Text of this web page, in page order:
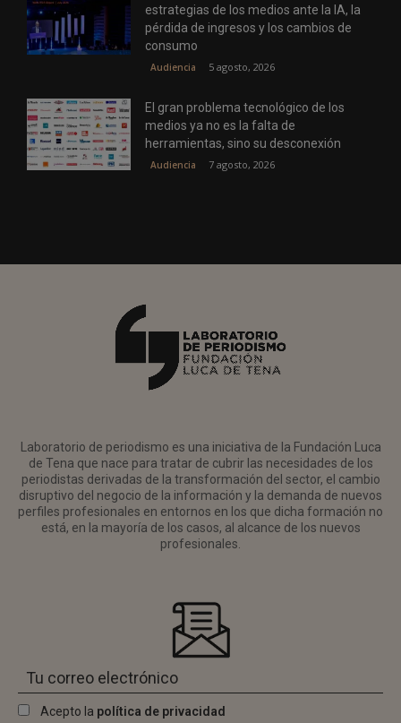
estrategias de los medios ante la IA, la
pérdida de ingresos y los cambios de
consumo
Audiencia 5 agosto, 2026
El gran problema tecnológico de los
medios ya no es la falta de
herramientas, sino su desconexión
Audiencia 7 agosto, 2026
Laboratorio de periodismo es una iniciativa de la Fundación Luca
de Tena que nace para tratar de cubrir las necesidades de los
periodistas derivadas de la transformación del sector, el cambio
disruptivo del negocio de la información y la demanda de nuevos
perfiles profesionales en entornos en los que dicha formación no
está, en la mayoría de los casos, al alcance de los nuevos
profesionales.
Acepto la política de privacidad